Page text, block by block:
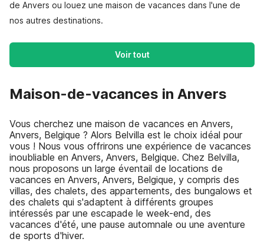
de Anvers ou louez une maison de vacances dans l'une de
nos autres destinations.
Voir tout
Maison-de-vacances in Anvers
Vous cherchez une maison de vacances en Anvers,
Anvers, Belgique ? Alors Belvilla est le choix idéal pour
vous ! Nous vous offrirons une expérience de vacances
inoubliable en Anvers, Anvers, Belgique. Chez Belvilla,
nous proposons un large éventail de locations de
vacances en Anvers, Anvers, Belgique, y compris des
villas, des chalets, des appartements, des bungalows et
des chalets qui s'adaptent à différents groupes
intéressés par une escapade le week-end, des
vacances d'été, une pause automnale ou une aventure
de sports d'hiver.